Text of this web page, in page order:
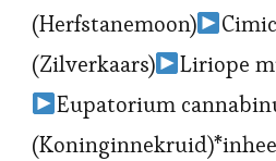
(Herfstanemoon)
(Zilverkaars)
Liriope
Eupatorium